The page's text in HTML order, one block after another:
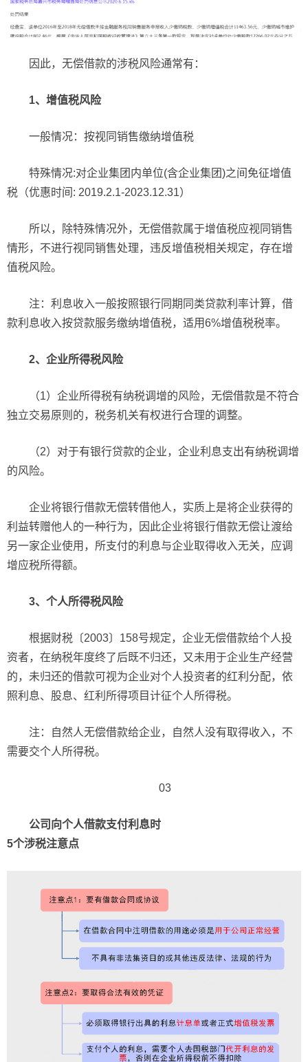
因此，无偿借款的涉税风险通常有：
1、增值税风险
一般情况：按视同销售缴纳增值税
特殊情况:对企业集团内单位(含企业集团)之间免征增值
税（优惠时间: 2019.2.1-2023.12.31）
所以，除特殊情况外，无偿借款属于增值税应视同销售
情形，不进行视同销售处理，违反增值税相关规定，存在增
值税风险。
注：利息收入一般按照银行同期同类贷款利率计算，借
款利息收入按贷款服务缴纳增值税，适用6%增值税税率。
2、企业所得税风险
（1）企业所得税有纳税调增的风险，无偿借款是不符合
独立交易原则的，税务机关有权进行合理的调整。
（2）对于有银行贷款的企业，企业利息支出有纳税调增
的风险。
企业将银行借款无偿转借他人，实质上是将企业获得的
利益转赠他人的一种行为，因此企业将银行借款无偿让渡给
另一家企业使用，所支付的利息与企业取得收入无关，应调
增应税所得额。
3、个人所得税风险
根据财税〔2003〕158号规定，企业无偿借款给个人投
资者，在纳税年度终了后既不归还，又未用于企业生产经营
的，未归还的借款可视为企业对个人投资者的红利分配，依
照利息、股息、红利所得项目计征个人所得税。
注：自然人无偿借款给企业，自然人没有取得收入，不
需要交个人所得税。
03
公司向个人借款支付利息时
5个涉税注意点